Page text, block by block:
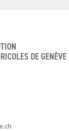
DE GENÈVE